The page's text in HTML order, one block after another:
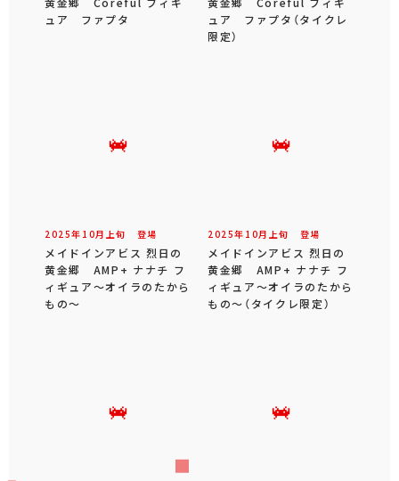
ュア ファプタ
ュア ファプタ（タイクレ
限定）
2025年 10月 上旬 登場
メイドインアビス 烈日の
黄金郷 AMP+ ナナチ フ
ィギュア～オイラのたから
もの～
2025年 10月 上旬 登場
メイドインアビス 烈日の
黄金郷 AMP+ ナナチ フ
ィギュア～オイラのたから
もの～（タイクレ限定）